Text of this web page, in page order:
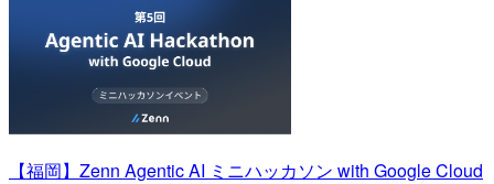
【福岡】Zenn Agentic AI ミニハッカソン with Google Cloud